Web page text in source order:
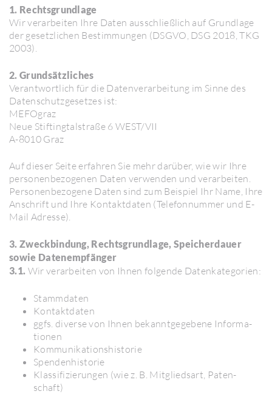
1. Rechtsgrundlage
Wir verar­beiten Ihre Daten ausschließ­lich auf Grund­lage
der gesetz­li­chen Bestim­mungen (DSGVO, DSG 2018, TKG
2003).
2. Grundsätzliches
Verant­wort­lich für die Daten­ver­ar­bei­tung im Sinne des
Daten­schutz­ge­setzes ist:
MEFO­graz
Neue Stif­ting­tal­straße 6 WEST/​VII
A-8010 Graz
Auf dieser Seite erfahren Sie mehr darüber, wie wir Ihre
perso­nen­be­zo­genen Daten verwenden und verar­beiten.
Perso­nen­be­zo­gene Daten sind zum Beispiel Ihr Name, Ihre
Anschrift und Ihre Kontakt­daten (Tele­fon­nummer und E-
Mail Adresse).
3. Zweckbindung, Rechtsgrundlage, Speicherdauer
sowie Datenempfänger
3.1. Wir verar­beiten von Ihnen folgende Daten­ka­te­go­rien:
Stamm­daten
Kontakt­daten
ggfs. diverse von Ihnen bekannt­ge­ge­bene Infor­ma­
tionen
Kommu­ni­ka­ti­ons­his­torie
Spen­den­his­torie
Klas­si­fi­zie­rungen (wie z. B. Mitgliedsart, Paten­
schaft)